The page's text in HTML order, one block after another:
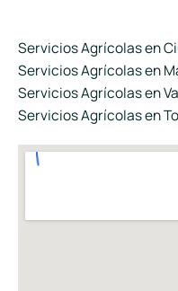
Servicios Agrícolas en
Servicios Agrícolas en
Servicios Agrícolas en
Servicios Agrícolas en